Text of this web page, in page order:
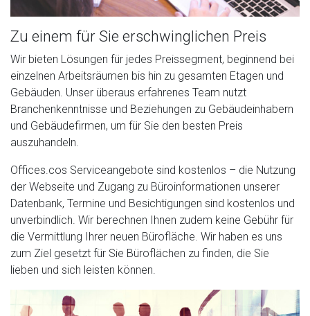
Zu einem für Sie erschwinglichen Preis
Wir bieten Lösungen für jedes Preissegment, beginnend bei
einzelnen Arbeitsräumen bis hin zu gesamten Etagen und
Gebäuden. Unser überaus erfahrenes Team nutzt
Branchenkenntnisse und Beziehungen zu Gebäudeinhabern
und Gebäudefirmen, um für Sie den besten Preis
auszuhandeln.
Offices.cos Serviceangebote sind kostenlos – die Nutzung
der Webseite und Zugang zu Büroinformationen unserer
Datenbank, Termine und Besichtigungen sind kostenlos und
unverbindlich. Wir berechnen Ihnen zudem keine Gebühr für
die Vermittlung Ihrer neuen Bürofläche. Wir haben es uns
zum Ziel gesetzt für Sie Büroflächen zu finden, die Sie
lieben und sich leisten können.